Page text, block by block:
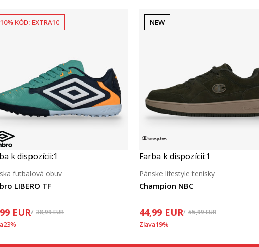
Porovnaj
KÓD: EXTRA10
k dispozícii:1
LIBERO TF
futbalová obuv
EUR 38,99EUR
23%
Porovnaj
NEW
Farba k dispozícii:1
Champion NBC
Pánske lifestyle tenisky
44,99 EUR 55,99EUR
Zľava19%